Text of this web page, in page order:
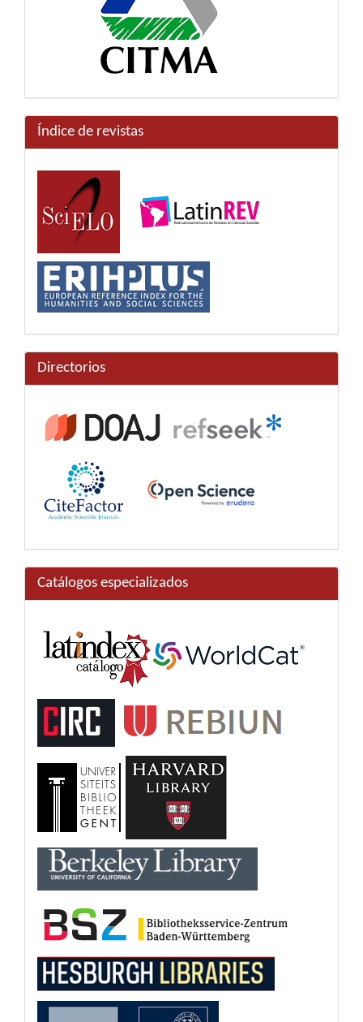
Índice de revistas
Directorios
Catálogos especializados